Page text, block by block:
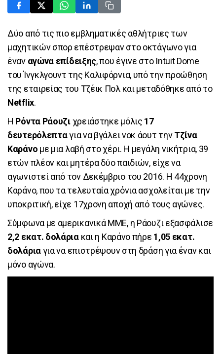
Δύο από τις πιο εμβληματικές αθλήτριες των
μαχητικών σπορ επέστρεψαν στο οκτάγωνο για
έναν αγώνα επίδειξης, που έγινε στο Intuit Dome
του Ίνγκλγουντ της Καλιφόρνια, υπό την προώθηση
της εταιρείας του Τζέικ Πολ και μεταδόθηκε από το
Netflix.
Η Ρόντα Ράουζιχρειάστηκε μόλις 17
δευτερόλεπταγια να βγάλει νοκ άουτ τηνΤζίνα
Καράνο με μια λαβή στο χέρι. Η μεγάλη νικήτρια, 39
ετών πλέον και μητέρα δύο παιδιών, είχε να
αγωνιστεί από τον Δεκέμβριο του 2016. Η 44χρονη
Καράνο, που τα τελευταία χρόνια ασχολείται με την
υποκριτική, είχε 17χρονη αποχή από τους αγώνες.
Σύμφωνα με αμερικανικά ΜΜΕ, η Ράουζι εξασφάλισε
2,2 εκατ. δολάριακαι η Καράνο πήρε 1,05 εκατ.
δολάριαγια να επιστρέψουν στη δράση για έναν και
μόνο αγώνα.